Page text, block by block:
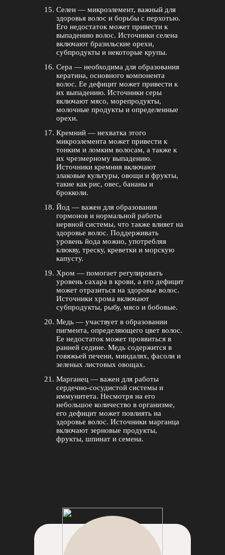
Селен — микроэлемент, важный для
здоровья волос и борьбы с перхотью.
Его недостаток может привести к
выпадению волос. Источники селена
включают бразильские орехи,
субпродукты и некоторые крупы.
Сера — необходима для образования
кератина, основного компонента
волос. Ее дефицит может привести к
их выпадению. Источники серы
включают мясо, морепродукты,
молочные продукты и определенные
орехи.
Кремний — нехватка этого
микроэлемента может привести к
тонким и ломким волосам, а также к
их чрезмерному выпадению.
Источники кремния включают
злаковые культуры, овощи и фрукты,
такие как рис, овес, бананы и
брокколи.
Йод — важен для образования
гормонов и нормальной работы
нервной системы, что также влияет на
здоровье волос. Поддерживать
уровень йода можно, употребляя
клюкву, треску, креветки и морскую
капусту.
Хром — помогает регулировать
уровень сахара в крови, а его дефицит
может отразиться на здоровье волос.
Источники хрома включают
субпродукты, рыбу, мясо и бобовые.
Медь — участвует в образовании
пигмента, определяющего цвет волос.
Ее недостаток может проявиться в
ранней седине. Медь содержится в
говяжьей печени, миндалях, фасоли и
зеленых листовых овощах.
Марганец — важен для работы
сердечно-сосудистой системы и
иммунитета. Несмотря на его
небольшое количество в организме,
его дефицит может повлиять на
здоровье волос. Источники марганца
включают зерновые продукты,
фрукты, шпинат и семена.